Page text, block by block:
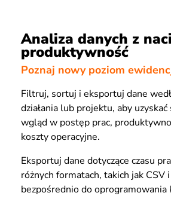
Analiza danych z
produktywność
Poznaj nowy poziom
Filtruj, sortuj i eksportuj dane
działania lub projektu, aby uzyskać
wgląd w postęp prac,
koszty operacyjne.
Eksportuj dane dotyczące czasu
różnych formatach, takich jak CSV
bezpośrednio do oprogramowania